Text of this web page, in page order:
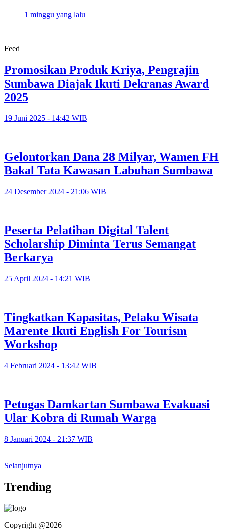
1 minggu yang lalu
Feed
Promosikan Produk Kriya, Pengrajin
Sumbawa Diajak Ikuti Dekranas Award
2025
19 Juni 2025 - 14:42 WIB
Gelontorkan Dana 28 Milyar, Wamen FH
Bakal Tata Kawasan Labuhan Sumbawa
24 Desember 2024 - 21:06 WIB
Peserta Pelatihan Digital Talent
Scholarship Diminta Terus Semangat
Berkarya
25 April 2024 - 14:21 WIB
Tingkatkan Kapasitas, Pelaku Wisata
Marente Ikuti English For Tourism
Workshop
4 Februari 2024 - 13:42 WIB
Petugas Damkartan Sumbawa Evakuasi
Ular Kobra di Rumah Warga
8 Januari 2024 - 21:37 WIB
Selanjutnya
Trending
Copyright @2026